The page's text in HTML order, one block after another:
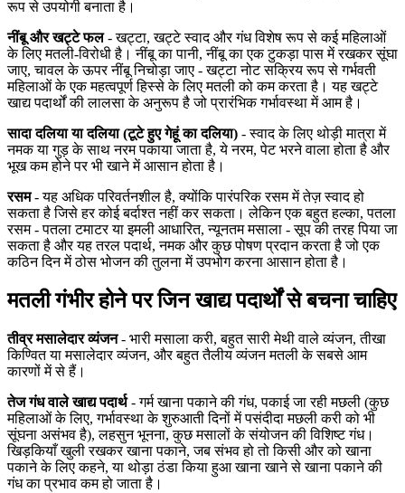
रूप से उपयोगी बनाता है।
नींबू और खट्टे फल- खट्टा, खट्टे स्वाद और गंध विशेष रूप से कई महिलाओं
के लिए मतली-विरोधी है। नींबू का पानी, नींबू का एक टुकड़ा पास में रखकर सूंघा
जाए, चावल के ऊपर नींबू निचोड़ा जाए - खट्टा नोट सक्रिय रूप से गर्भवती
महिलाओं के एक महत्वपूर्ण हिस्से के लिए मतली को कम करता है। यह खट्टे
खाद्य पदार्थों की लालसा के अनुरूप है जो प्रारंभिक गर्भावस्था में आम है।
सादा दलिया या दलिया (टूटे हुए गेहूं का दलिया) - स्वाद के लिए थोड़ी मात्रा में
नमक या गुड़ के साथ नरम पकाया जाता है, ये नरम, पेट भरने वाला होता है और
भूख कम होने पर भी खाने में आसान होता है।
रसम- यह अधिक परिवर्तनशील है, क्योंकि पारंपरिक रसम में तेज़ स्वाद हो
सकता है जिसे हर कोई बर्दाश्त नहीं कर सकता। लेकिन एक बहुत हल्का, पतला
रसम - पतला टमाटर या इमली आधारित, न्यूनतम मसाला - सूप की तरह पिया जा
सकता है और यह तरल पदार्थ, नमक और कुछ पोषण प्रदान करता है जो एक
कठिन दिन में ठोस भोजन की तुलना में उपभोग करना आसान होता है।
मतली गंभीर होने पर जिन खाद्य पदार्थों से बचना चाहिए
तीव्र मसालेदार व्यंजन- भारी मसाला करी, बहुत सारी मेथी वाले व्यंजन, तीखा
किण्वित या मसालेदार व्यंजन, और बहुत तैलीय व्यंजन मतली के सबसे आम
कारणों में से हैं।
तेज गंध वाले खाद्य पदार्थ- गर्म खाना पकाने की गंध, पकाई जा रही मछली (कुछ
महिलाओं के लिए, गर्भावस्था के शुरुआती दिनों में पसंदीदा मछली करी को भी
सूंघना असंभव है), लहसुन भूनना, कुछ मसालों के संयोजन की विशिष्ट गंध।
खिड़कियाँ खुली रखकर खाना पकाने, जब संभव हो तो किसी और को खाना
पकाने के लिए कहने, या थोड़ा ठंडा किया हुआ खाना खाने से खाना पकाने की
गंध का प्रभाव कम हो जाता है।